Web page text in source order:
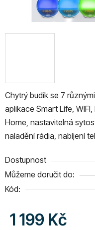
Chytrý budík se 7
aplikace Smart Life,
Home, nastavitelná
naladění rádia, nabíjení
Dostupnost
Můžeme doručit do:
Kód:
1 199 Kč